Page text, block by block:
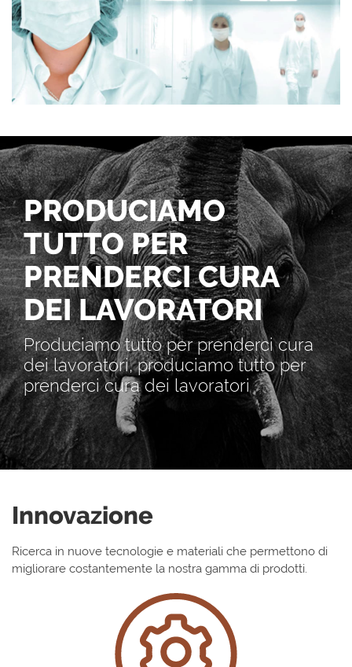
PRODUCIAMO
TUTTO PER
PRENDERCI CURA
DEI LAVORATORI
Produciamo tutto per prenderci cura
dei lavoratori, produciamo tutto per
prenderci cura dei lavoratori
Innovazione
Ricerca in nuove tecnologie e materiali che permettono di
migliorare costantemente la nostra gamma di prodotti.